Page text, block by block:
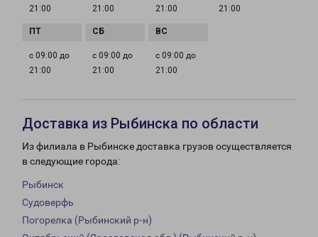
21:00
21:00
21:00
21:00
с 09:00 до
21:00
с 09:00 до
21:00
с 09:00 до
21:00
Доставка из Рыбинска по области
Из филиала в Рыбинске доставка грузов осуществляется
в следующие города:
Рыбинск
Судоверфь
Погорелка (Рыбинский р-н)